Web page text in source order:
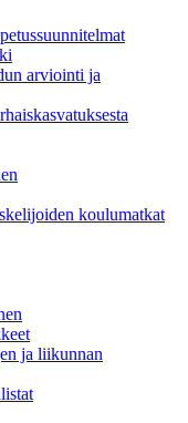
arviointi ja
koulumatkat
ja liikunnan